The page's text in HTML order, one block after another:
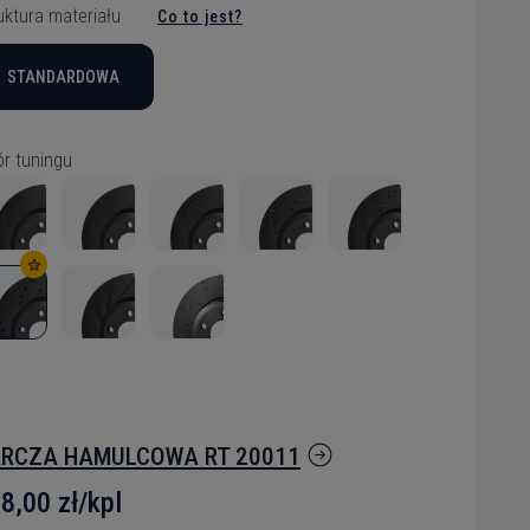
materiału Co to jest?
STANDARDOWA
tuningu
HAMULCOWA RT 20011
zł/kpl
plików